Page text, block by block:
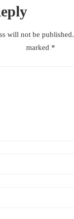
will not be published.
marked *